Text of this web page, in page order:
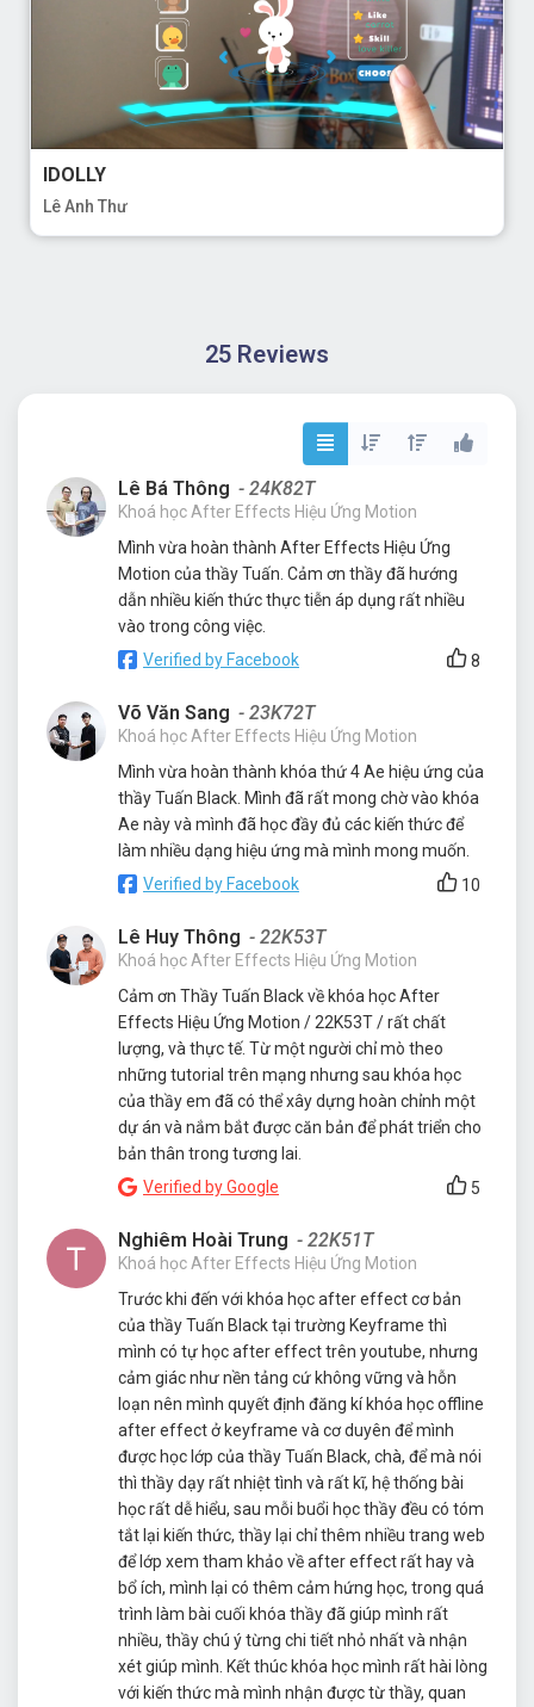
IDOLLY
Lê Anh Thư
25 Reviews
Lê Bá Thông - 24K82T
Khoá học After Effects Hiệu Ứng Motion
Mình vừa hoàn thành After Effects Hiệu Ứng
Motion của thầy Tuấn. Cảm ơn thầy đã hướng
dẫn nhiều kiến thức thực tiễn áp dụng rất nhiều
vào trong công việc.
Verified by Facebook
8
Võ Văn Sang - 23K72T
Khoá học After Effects Hiệu Ứng Motion
Mình vừa hoàn thành khóa thứ 4 Ae hiệu ứng của
thầy Tuấn Black. Mình đã rất mong chờ vào khóa
Ae này và mình đã học đầy đủ các kiến thức để
làm nhiều dạng hiệu ứng mà mình mong muốn.
Verified by Facebook
10
Lê Huy Thông - 22K53T
Khoá học After Effects Hiệu Ứng Motion
Cảm ơn Thầy Tuấn Black về khóa học After
Effects Hiệu Ứng Motion / 22K53T / rất chất
lượng, và thực tế. Từ một người chỉ mò theo
những tutorial trên mạng nhưng sau khóa học
của thầy em đã có thể xây dựng hoàn chỉnh một
dự án và nắm bắt được căn bản để phát triển cho
bản thân trong tương lai.
Verified by Google
5
Nghiêm Hoài Trung - 22K51T
Khoá học After Effects Hiệu Ứng Motion
Trước khi đến với khóa học after effect cơ bản
của thầy Tuấn Black tại trường Keyframe thì
mình có tự học after effect trên youtube, nhưng
cảm giác như nền tảng cứ không vững và hỗn
loạn nên mình quyết định đăng kí khóa học offline
after effect ở keyframe và cơ duyên để mình
được học lớp của thầy Tuấn Black, chà, để mà nói
thì thầy dạy rất nhiệt tình và rất kĩ, hệ thống bài
học rất dễ hiểu, sau mỗi buổi học thầy đều có tóm
tắt lại kiến thức, thầy lại chỉ thêm nhiều trang web
để lớp xem tham khảo về after effect rất hay và
bổ ích, mình lại có thêm cảm hứng học, trong quá
trình làm bài cuối khóa thầy đã giúp mình rất
nhiều, thầy chú ý từng chi tiết nhỏ nhất và nhận
xét giúp mình. Kết thúc khóa học mình rất hài lòng
với kiến thức mà mình nhận được từ thầy, quan